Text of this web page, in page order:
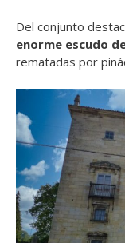
Del conjunto
enorme escudo
rematadas por